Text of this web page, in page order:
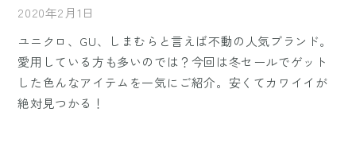
2020年2月1日
ユニクロ、GU、しまむらと言えば不動の人気ブランド。
愛用している方も多いのでは？今回は冬セールでゲット
した色んなアイテムを一気にご紹介。安くてカワイイが
絶対見つかる！